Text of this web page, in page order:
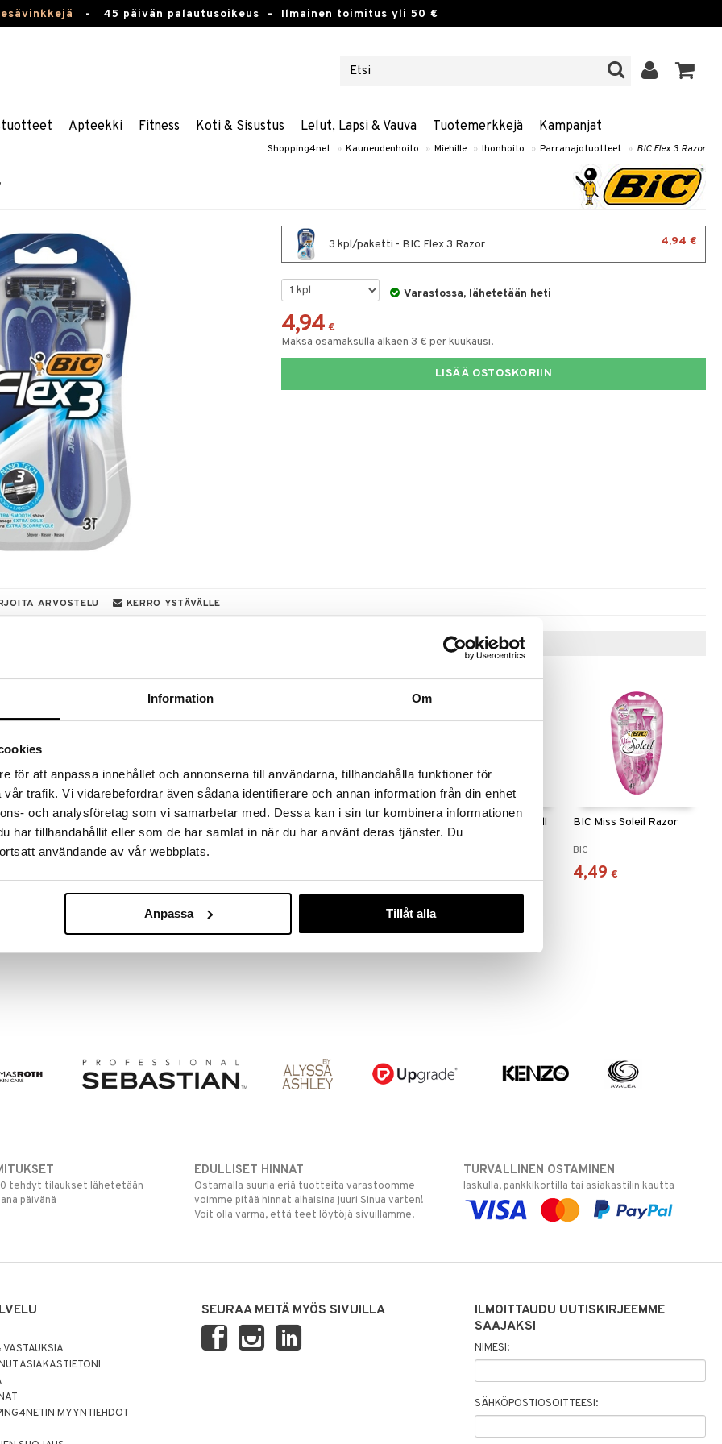
Information Om
för att anpassa innehållet och annonserna till användarna, tillhandahålla funktioner för
trafik. Vi vidarebefordrar även sådana identifierare och annan information från din enhet
och analysföretag som vi samarbetar med. Dessa kan i sin tur kombinera informationen
har tillhandahållit eller som de har samlat in när du har använt deras tjänster. Du
användande av vår webbplats.
Anpassa Tillåt alla
- 45 päivän palautusoikeus - Ilmainen toimitus yli 50 €
Apteekki Fitness Koti & Sisustus Lelut, Lapsi & Vauva Tuotemerkkejä Kampanjat
Shopping4net » Kauneudenhoito » Miehille » Ihonhoito » Parranajotuotteet » BIC Flex 3 Razor
3 kpl/paketti - BIC Flex 3 Razor 4,94 €
Varastossa, lähetetään heti
4,94 €
Maksa osamaksulla alkaen 3 € per kuukausi.
LISÄÄ OSTOSKORIIN
ARVOSTELU KERRO YSTÄVÄLLE
löydöt kotiin!
31.8.2026 asti mutta ole nopea -
joka on suunniteltu antamaan erityisen sileän
Kahva on ergonomisesti muotoiltu ja liikkuva pää
nauha, joka sisältää E-vitamiinia ja aloe veraa, mikä
Vinkkejä sinulle
Starter Kit
BIC Hybrid Flex 5 Refill
Blades
BIC Miss Soleil Razor
BIC
4,49 €
tehdyt tilaukset lähetetään
päivänä
EDULLISET HINNAT
Ostamalla suuria eriä tuotteita varastoomme
voimme pitää hinnat alhaisina juuri Sinua varten!
Voit olla varma, että teet löytöjä sivuillamme.
TURVALLINEN OSTAMINEN
laskulla, pankkikortilla tai asiakastilin kautta
ASIAKASTIETONI
MYYNTIEHDOT
SEURAA MEITÄ MYÖS SIVUILLA
ILMOITTAUDU UUTISKIRJEEMME
SAAJAKSI
NIMESI:
SÄHKÖPOSTIOSOITTEESI: